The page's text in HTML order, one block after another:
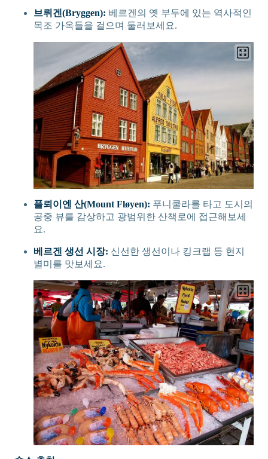
브뤼겐(Bryggen): 베르겐의 옛 부두에 있는 역사적인
목조 가옥들을 걸으며 둘러보세요.
플뢰이엔 산(Mount Fløyen): 푸니쿨라를 타고 도시의
공중 뷰를 감상하고 광범위한 산책로에 접근해보세
요.
베르겐 생선 시장: 신선한 생선이나 킹크랩 등 현지
별미를 맛보세요.